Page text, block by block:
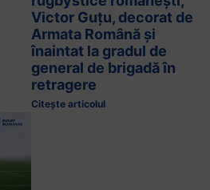
Victor Guțu, decorat de
Armata Română și
înaintat la gradul de
general de brigadă în
retragere
Citește articolul